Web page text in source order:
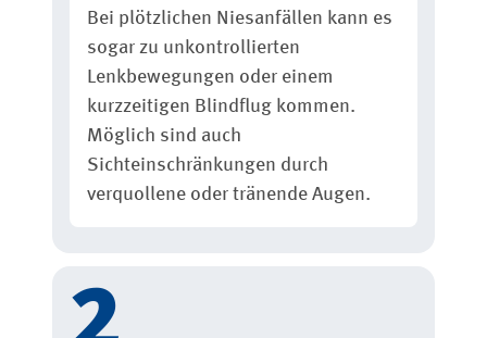
Bei plötzlichen Niesanfällen kann es
sogar zu unkontrollierten
Lenkbewegungen oder einem
kurzzeitigen Blindflug kommen.
Möglich sind auch
Sichteinschränkungen durch
verquollene oder tränende Augen.